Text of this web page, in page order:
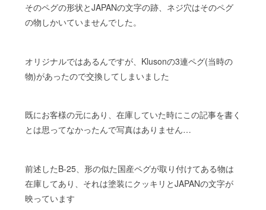
そのペグの形状とJAPANの文字の跡、ネジ穴はそのペグ
の物しかいていませんでした。
オリジナルではあるんですが、Klusonの3連ペグ(当時の
物)があったので交換してしまいました
既にお客様の元にあり、在庫していた時にこの記事を書く
とは思ってなかったんで写真はありません…
前述したB-25、形の似た国産ペグが取り付けてある物は
在庫してあり、それは塗装にクッキリとJAPANの文字が
映っています